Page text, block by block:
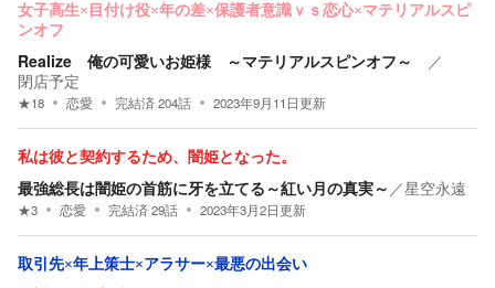
女子高生×目付け役×年の差×保護者意識ｖｓ恋心×マテリアルスピ
ンオフ
Realize 俺の可愛いお姫様 ～マテリアルスピンオフ～
／
閉店予定
★18 恋愛 完結済204話 2023年9月11日更新
私は彼と契約するため、闇姫となった。
最強総長は闇姫の首筋に牙を立てる～紅い月の真実～ ／星空永遠
★3 恋愛 完結済29話 2023年3月2日更新
取引先×年上策士×アラサー×最悪の出会い